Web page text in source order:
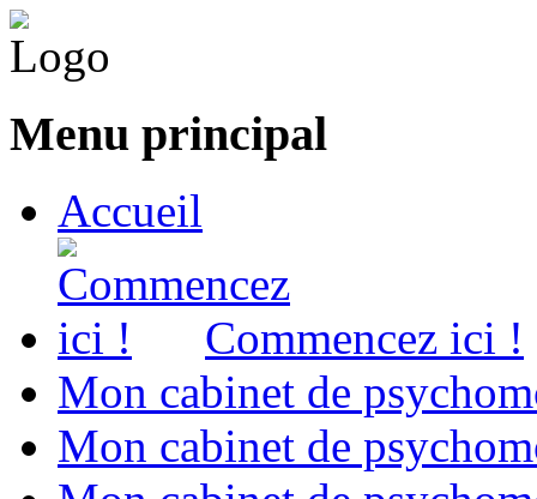
Menu principal
Accueil
Commencez ici !
Mon cabinet de
Mon cabinet de